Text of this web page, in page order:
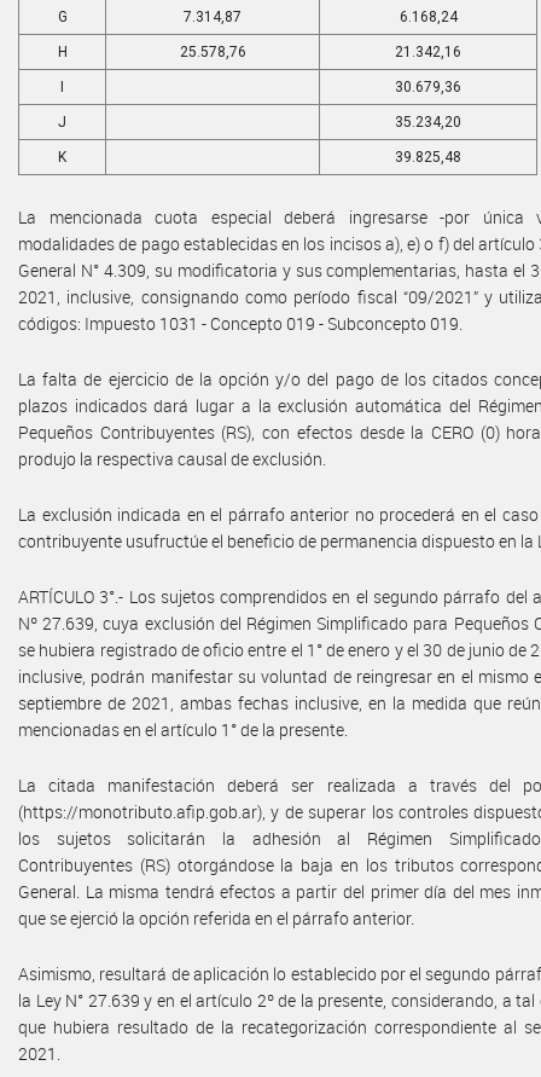
G 7.314,87 6.168,24
H 25.578,76 21.342,16
30.679,36
J 35.234,20
K 39.825,48
La mencionada cuota especial deberá ingresarse -por única
modalidades de pago establecidas en los incisos a), e) o f) del artículo
General N° 4.309, su modificatoria y sus complementarias, hasta el
2021, inclusive, consignando como período fiscal “09/2021” y
códigos: Impuesto 1031 - Concepto 019 - Subconcepto 019.
La falta de ejercicio de la opción y/o del pago de los citados
plazos indicados dará lugar a la exclusión automática del
Pequeños Contribuyentes (RS), con efectos desde la CERO (0)
produjo la respectiva causal de exclusión.
La exclusión indicada en el párrafo anterior no procederá en el
contribuyente usufructúe el beneficio de permanencia dispuesto en la
ARTÍCULO 3°.- Los sujetos comprendidos en el segundo párrafo del
Nº 27.639, cuya exclusión del Régimen Simplificado para Pequeños
se hubiera registrado de oficio entre el 1° de enero y el 30 de junio de
inclusive, podrán manifestar su voluntad de reingresar en el mismo
septiembre de 2021, ambas fechas inclusive, en la medida que
mencionadas en el artículo 1° de la presente.
La citada manifestación deberá ser realizada a través del
(https://monotributo.afip.gob.ar), y de superar los controles
los sujetos solicitarán la adhesión al Régimen
Contribuyentes (RS) otorgándose la baja en los tributos
General. La misma tendrá efectos a partir del primer día del mes
que se ejerció la opción referida en el párrafo anterior.
Asimismo, resultará de aplicación lo establecido por el segundo
la Ley N° 27.639 y en el artículo 2º de la presente, considerando, a
que hubiera resultado de la recategorización correspondiente al
2021.